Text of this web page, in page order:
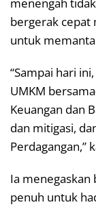
menengah
bergerak cepat
untuk
“Sampai hari
UMKM
Keuangan dan
dan mitigasi,
Perdagangan,”
Ia
penuh untuk